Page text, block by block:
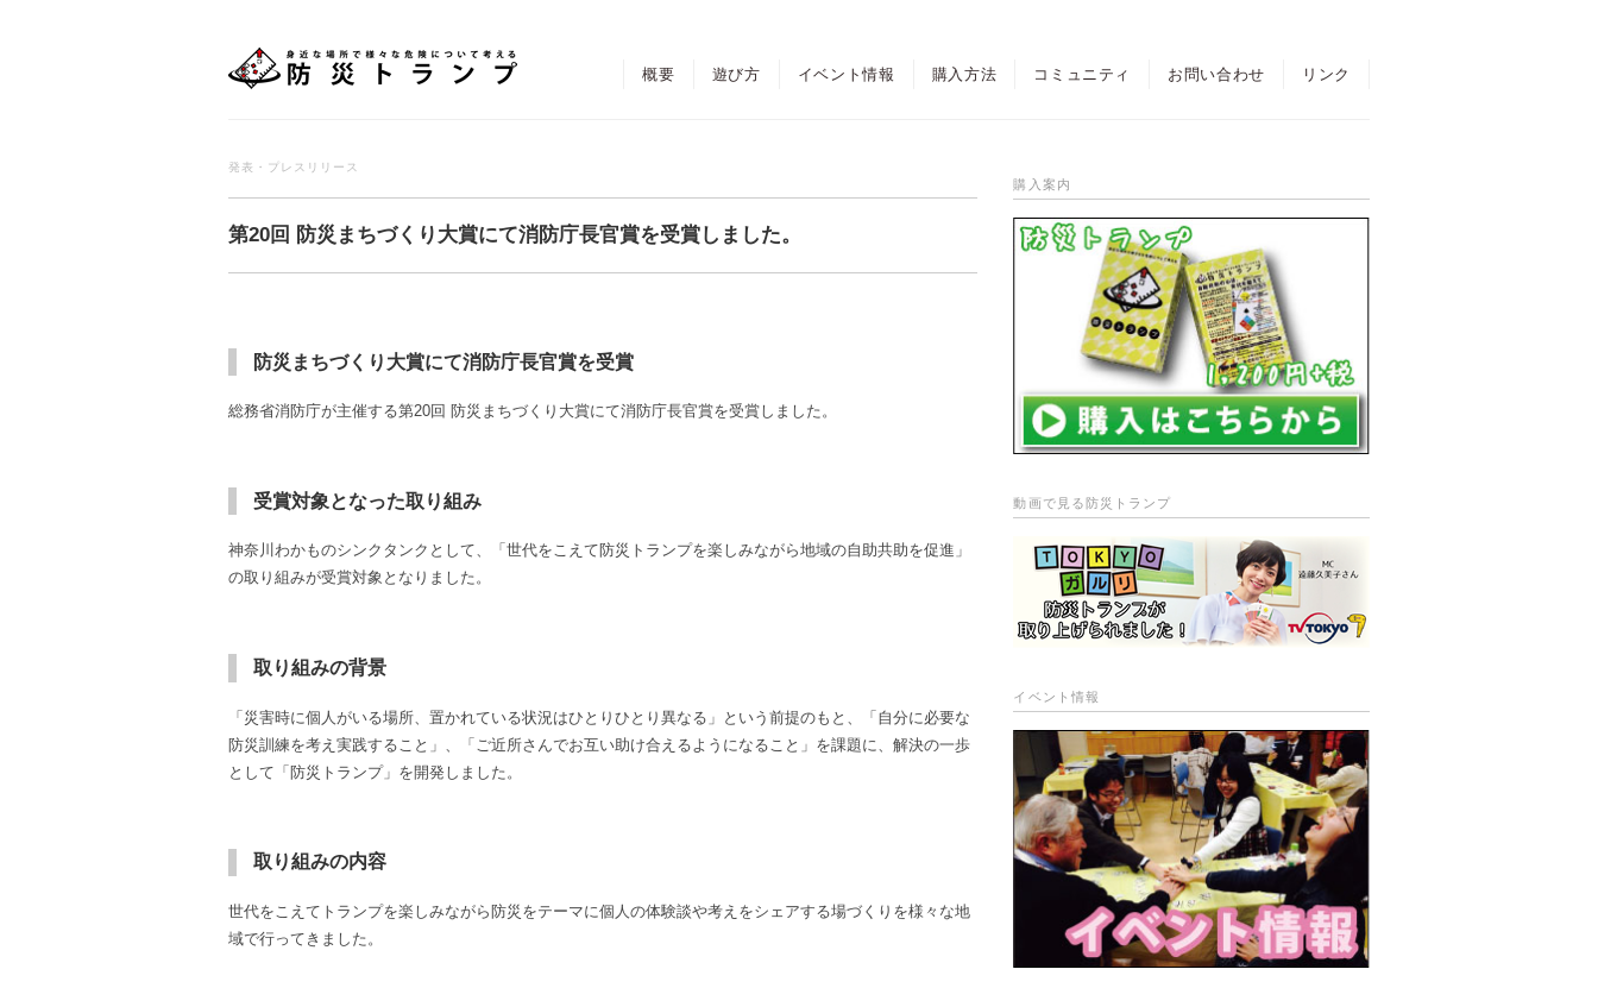
概要 遊び方 イベント情報 購入方法 コミュニティ お問い合わせ リンク
発表・プレスリリース
第20回 防災まちづくり大賞にて消防庁長官賞を受賞しました。
防災まちづくり大賞にて消防庁長官賞を受賞
総務省消防庁が主催する第20回 防災まちづくり大賞にて消防庁長官賞を受賞しました。
受賞対象となった取り組み
神奈川わかものシンクタンクとして、「世代をこえて防災トランプを楽しみながら地域の自助共助を促進」
の取り組みが受賞対象となりました。
取り組みの背景
「災害時に個人がいる場所、置かれている状況はひとりひとり異なる」という前提のもと、「自分に必要な
防災訓練を考え実践すること」、「ご近所さんでお互い助け合えるようになること」を課題に、解決の一歩
として「防災トランプ」を開発しました。
取り組みの内容
世代をこえてトランプを楽しみながら防災をテーマに個人の体験談や考えをシェアする場づくりを様々な地
域で行ってきました。
購入案内
動画で見る防災トランプ
イベント情報